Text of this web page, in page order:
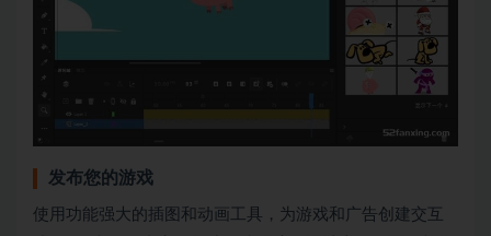
发布您的游戏
使用功能强大的插图和动画工具，为游戏和广告创建交互